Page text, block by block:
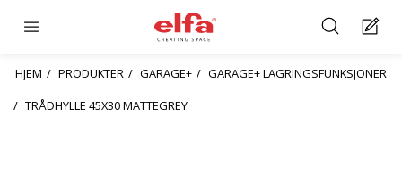
HJEM PRODUKTER GARAGE+
GARAGE+ LAGRINGSFUNKSJONER
TRÅDHYLLE 45X30 MATTEGREY